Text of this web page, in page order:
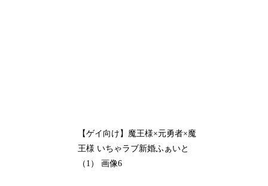
【ゲイ向け】魔王様×元勇者×魔
王様 いちゃラブ新婚ふぁいと
（1） 画像6